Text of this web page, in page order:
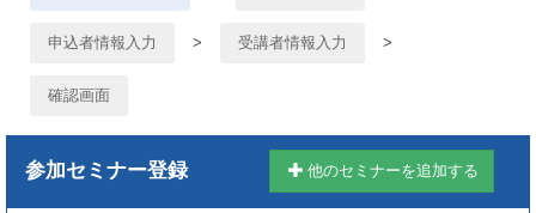
申込者情報入力 > 受講者情報入力 >
確認画面
他のセミナーを追加する
参加セミナー登録